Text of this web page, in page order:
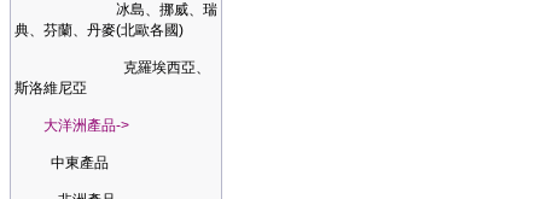
冰島、挪威、瑞
典、芬蘭、丹麥(北歐各國)
克羅埃西亞、
斯洛維尼亞
大洋洲產品->
中東產品